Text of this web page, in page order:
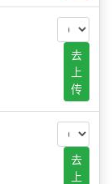
去
上
传
去
上